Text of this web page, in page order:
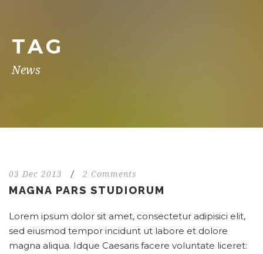
TAG
News
03 Dec 2013 / 2 Comments
MAGNA PARS STUDIORUM
Lorem ipsum dolor sit amet, consectetur adipisici elit,
sed eiusmod tempor incidunt ut labore et dolore
magna aliqua. Idque Caesaris facere voluntate liceret: